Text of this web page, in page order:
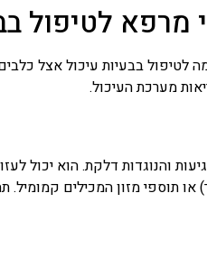
לטיפול
בבעיות עיכול אצל
מערכת העיכול.
והנוגדות דלקת. הוא יכול
או תוספי מזון המכילים